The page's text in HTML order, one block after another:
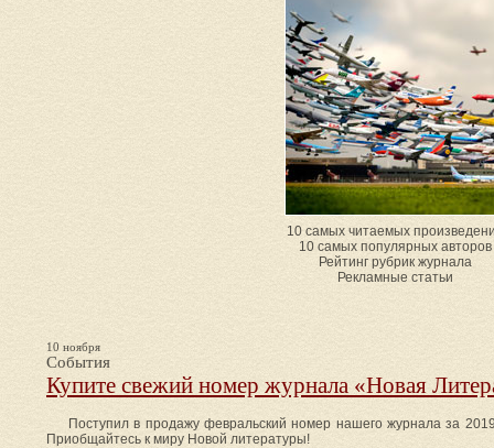
10 самых читаемых
10 самых популярных авторов
Рейтинг рубрик журнала
Рекламные статьи
10 ноября
События
Купите свежий номер журнала «Новая
Поступил в продажу февральский номер нашего журнала за
Приобщайтесь к миру Новой литературы!